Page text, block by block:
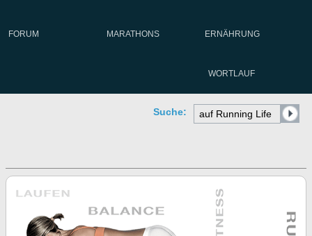
FORUM MARATHONS ERNÄHRUNG
WORTLAUF
Suche: